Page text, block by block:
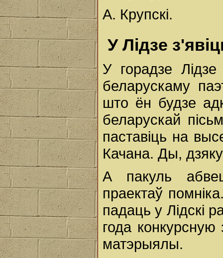
А. Крупскі.
У Лідзе
У горадзе
беларускаму
што ён будзе
беларускай
паставіць на
Качана. Ды,
А пакуль
праектаў
падаць у Лідскі
года
матэрыялы.